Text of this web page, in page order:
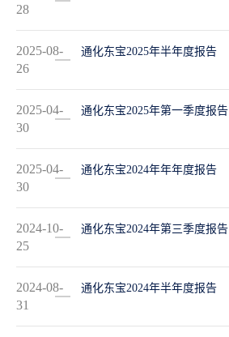
28
2025-08-
26
通化东宝2025年半年度报告
2025-04-
30
通化东宝2025年第一季度报告
2025-04-
30
通化东宝2024年年年度报告
2024-10-
25
通化东宝2024年第三季度报告
2024-08-
31
通化东宝2024年半年度报告